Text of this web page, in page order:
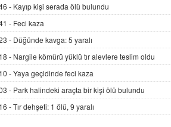
DR. EKREM ASLAN
Gerçek Ne, Algı Ne? "Beraber
Yürüyoruz" Cümlesinin Peşinden
19.07.2025 12:45
GÖNÜL MENEKŞE
Şifacının Yolu
04.11.2025 12:56
- Kayıp kişi serada ölü bulundu
- Feci kaza
- Düğünde kavga: 5 yaralı
- Nargile kömürü yüklü tır alevlere teslim oldu
-Yaya geçidinde feci kaza
- Park halindeki araçta bir kişi ölü bulundu
-Tır dehşeti: 1 ölü, 9 yaralı